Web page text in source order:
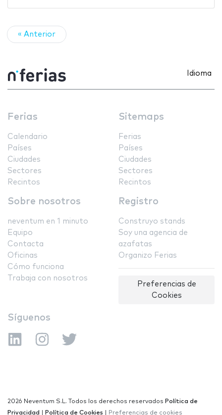
« Anterior
Idioma
Ferias
Calendario
Países
Ciudades
Sectores
Recintos
Sitemaps
Ferias
Países
Ciudades
Sectores
Recintos
Sobre nosotros
neventum en 1 minuto
Equipo
Contacta
Oficinas
Cómo funciona
Trabaja con nosotros
Registro
Construyo stands
Soy una agencia de
azafatas
Organizo Ferias
Preferencias de
Cookies
Síguenos
2026 Neventum S.L. Todos los derechos reservados Política de
Privacidad
Política de Cookies Preferencias de cookies